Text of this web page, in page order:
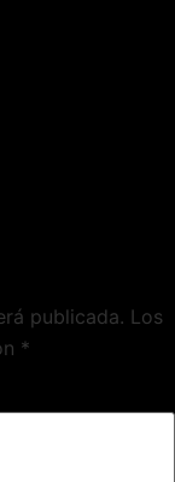
publicada. Los
*